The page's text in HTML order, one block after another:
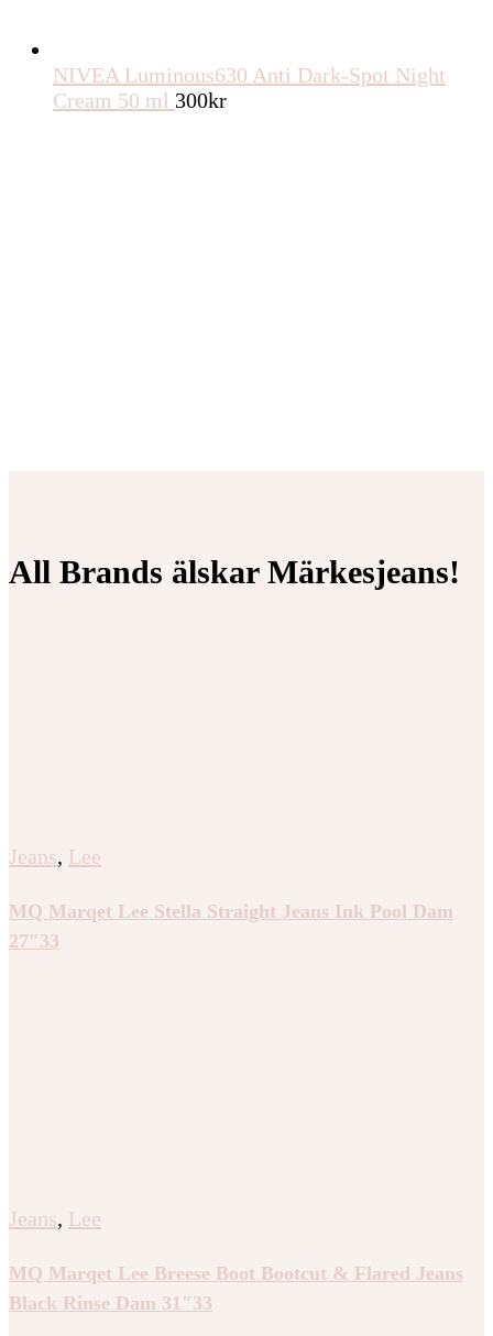
NIVEA Luminous630 Anti Dark-Spot Night
Cream 50 ml 300kr
All Brands älskar Märkesjeans!
Jeans, Lee
MQ Marqet Lee Stella Straight Jeans Ink Pool Dam
27″33
Jeans, Lee
MQ Marqet Lee Breese Boot Bootcut & Flared Jeans
Black Rinse Dam 31″33